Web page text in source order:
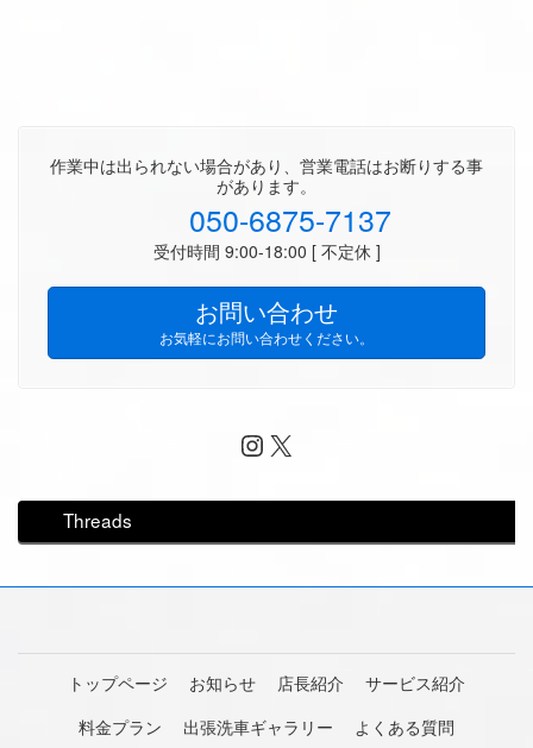
作業中は出られない場合があり、営業電話はお断りする事
があります。
050-6875-7137
受付時間 9:00-18:00 [ 不定休 ]
お問い合わせ
お気軽にお問い合わせください。
Instagram
X
Threads
トップページ お知らせ 店長紹介
サービス紹介
料金プラン
出張洗車ギャラリー よくある質問